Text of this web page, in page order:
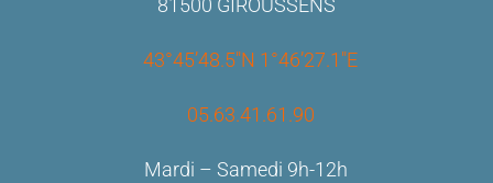
81500 GIROUSSENS
43°45’48.5″N 1°46’27.1″E
05.63.41.61.90
Mardi – Samedi 9h-12h